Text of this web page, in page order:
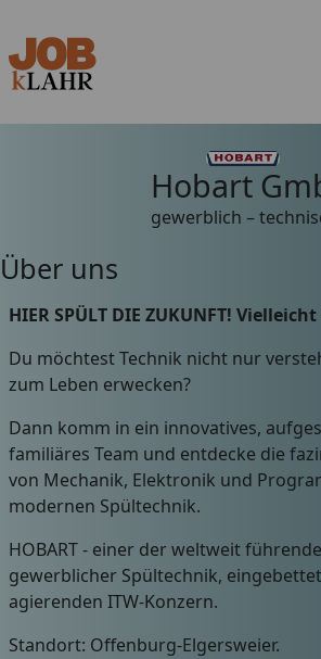
Hobart
gewerblich –
Über uns
HIER SPÜLT DIE ZUKUNFT!
Du möchtest Technik nicht nur
zum Leben erwecken?
Dann komm in ein innovatives,
familiäres Team und entdecke die
von Mechanik, Elektronik und
modernen Spültechnik.
HOBART - einer der weltweit
gewerblicher Spültechnik,
agierenden ITW-Konzern.
Standort: Offenburg-Elgersweier.